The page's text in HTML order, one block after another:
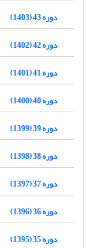
دوره 43 (1403)
دوره 42 (1402)
دوره 41 (1401)
دوره 40 (1400)
دوره 39 (1399)
دوره 38 (1398)
دوره 37 (1397)
دوره 36 (1396)
دوره 35 (1395)